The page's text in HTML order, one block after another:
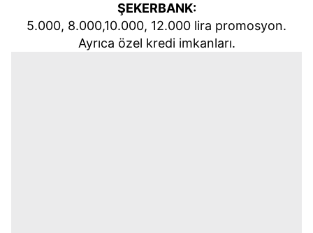
ŞEKERBANK:
5.000, 8.000,10.000, 12.000 lira promosyon.
Ayrıca özel kredi imkanları.